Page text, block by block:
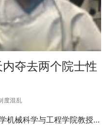
夺去两个院士性
度混乱
机械科学与工程学院教授…